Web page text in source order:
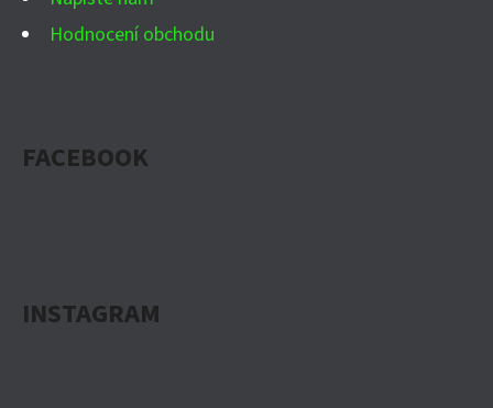
Hodnocení obchodu
FACEBOOK
INSTAGRAM